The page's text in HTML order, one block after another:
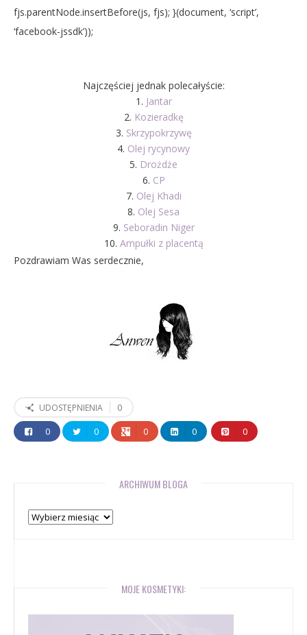
fjs.parentNode.insertBefore(js, fjs); }(document, ‘script’,
‘facebook-jssdk’));
Najczęściej jednak polecałyście:
1. Jantar
2. Kozieradkę
3. Skrzypokrzywę
4. Olej rycynowy
5. Drożdże
6. CP
7. Olej Khadi
8. Olej Sesa
9. Seboradin Niger
10. Ampułki z placentą
Pozdrawiam Was serdecznie,
UDOSTĘPNIENIA
0
0
0 0 0 0
ARCHIWUM BLOGA
Archiwum
MOJE KOSMETYKI: